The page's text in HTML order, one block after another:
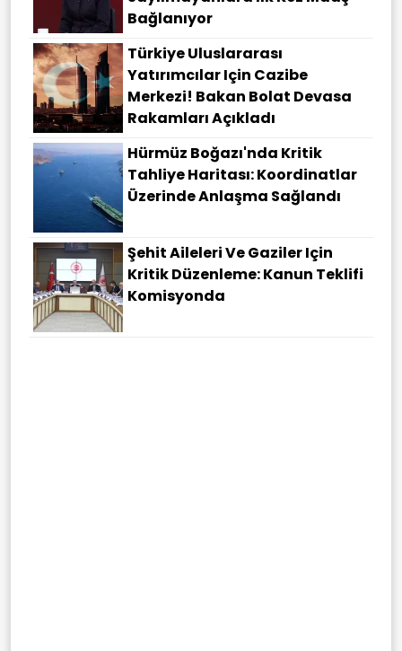
Bağlanıyor
Türkiye Uluslararası
Yatırımcılar Için Cazibe
Merkezi! Bakan Bolat Devasa
Rakamları Açıkladı
Hürmüz Boğazı'nda Kritik
Tahliye Haritası: Koordinatlar
Üzerinde Anlaşma Sağlandı
Şehit Aileleri Ve Gaziler Için
Kritik Düzenleme: Kanun Teklifi
Komisyonda